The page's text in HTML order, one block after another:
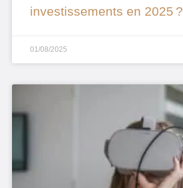
investissements en 2025 ?
01/08/2025